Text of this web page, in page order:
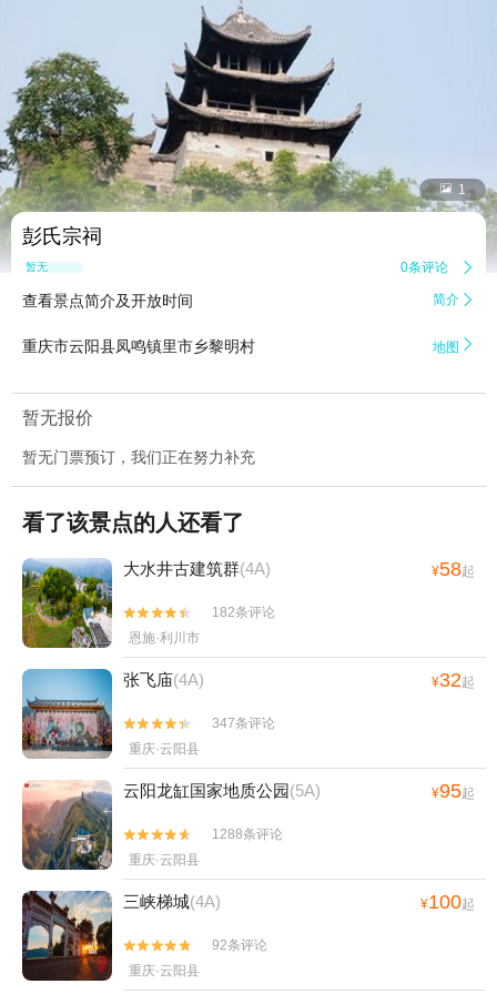
 1
彭氏宗祠
暂无点评 0条评论 
查看景点简介及开放时间 简介 
重庆市云阳县凤鸣镇里市乡黎明村 地图 
暂无报价
暂无门票预订，我们正在努力补充
看了该景点的人还看了
大水井古建筑群(4A) ¥58起


182条评论
恩施·利川市
张飞庙(4A) ¥32起


347条评论
重庆·云阳县
云阳龙缸国家地质公园(5A) ¥95起


1288条评论
重庆·云阳县
三峡梯城(4A) ¥100起


92条评论
重庆·云阳县